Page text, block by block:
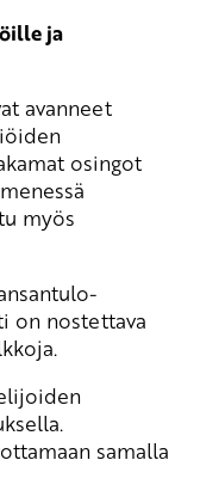
ja
avanneet
osingot
myös
on nostettava
samalla